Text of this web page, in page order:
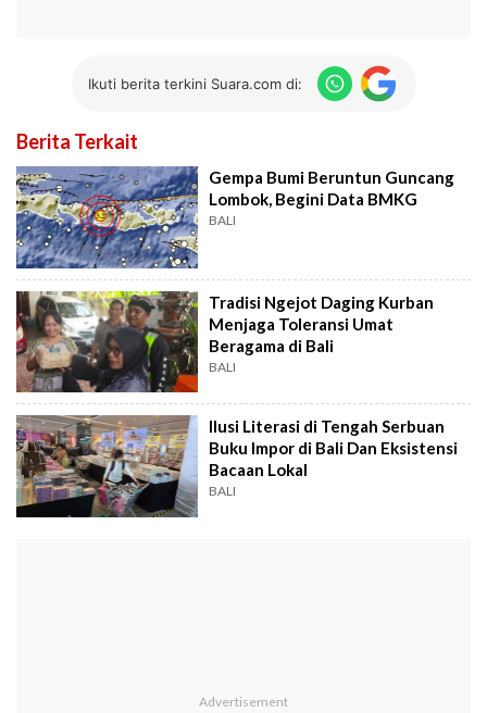
Ikuti berita terkini Suara.com di:
Berita Terkait
Gempa Bumi Beruntun Guncang
Lombok, Begini Data BMKG
BALI
Tradisi Ngejot Daging Kurban
Menjaga Toleransi Umat
Beragama di Bali
BALI
Ilusi Literasi di Tengah Serbuan
Buku Impor di Bali Dan Eksistensi
Bacaan Lokal
BALI